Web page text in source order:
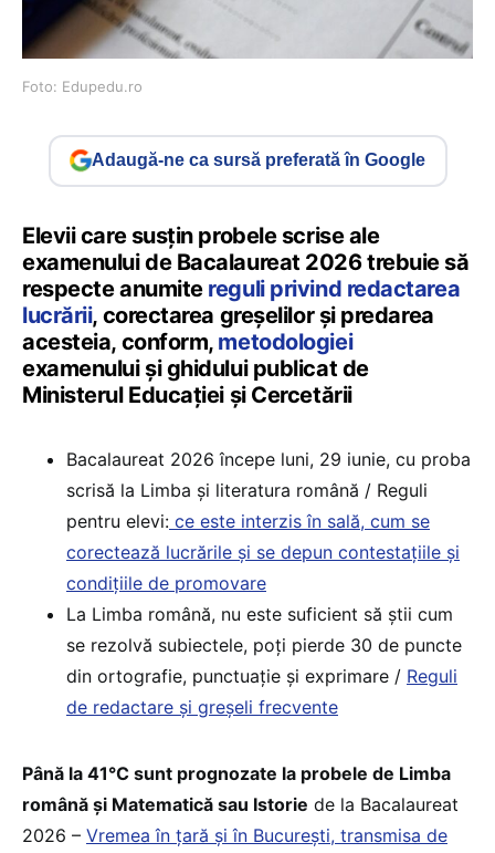
Foto: Edupedu.ro
Adaugă-ne ca sursă preferată în Google
Elevii care susțin probele scrise ale
examenului de Bacalaureat 2026 trebuie să
respecte anumite reguli privind redactarea
lucrării, corectarea greșelilor și predarea
acesteia, conform, metodologiei
examenului și ghidului publicat de
Ministerul Educației și Cercetării
Bacalaureat 2026 începe luni, 29 iunie, cu proba
scrisă la Limba și literatura română / Reguli
pentru elevi: ce este interzis în sală, cum se
corectează lucrările și se depun contestațiile și
condițiile de promovare
La Limba română, nu este suficient să știi cum
se rezolvă subiectele, poți pierde 30 de puncte
din ortografie, punctuație și exprimare / Reguli
de redactare și greșeli frecvente
Până la 41°C sunt prognozate la probele de Limba
română și Matematică sau Istorie de la Bacalaureat
2026 – Vremea în țară și în București, transmisa de